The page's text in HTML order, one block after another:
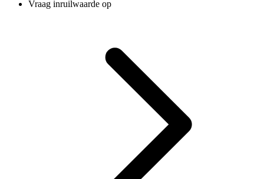
Vraag inruilwaarde op